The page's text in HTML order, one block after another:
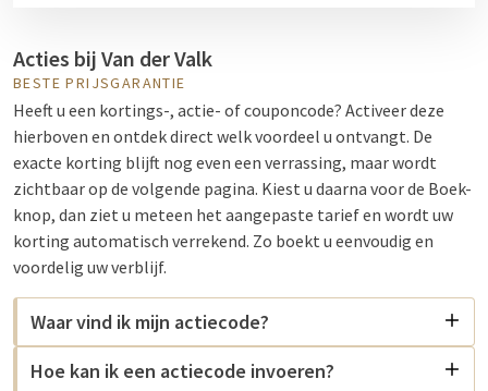
Acties bij Van der Valk
BESTE PRIJSGARANTIE
Heeft u een kortings-, actie- of couponcode? Activeer deze
hierboven en ontdek direct welk voordeel u ontvangt. De
exacte korting blijft nog even een verrassing, maar wordt
zichtbaar op de volgende pagina. Kiest u daarna voor de Boek-
knop, dan ziet u meteen het aangepaste tarief en wordt uw
korting automatisch verrekend. Zo boekt u eenvoudig en
voordelig uw verblijf.
Waar vind ik mijn actiecode?
Hoe kan ik een actiecode invoeren?